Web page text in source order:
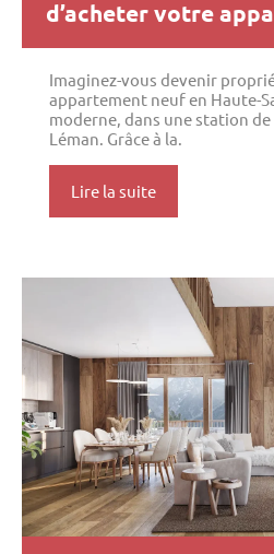
d’acheter votre
Imaginez-vous devenir
appartement neuf en Haute-
moderne, dans une station
Léman. Grâce à la.
Lire la suite